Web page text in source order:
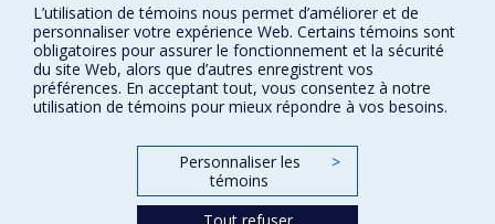
Prix et distinctions
L’utilisation de témoins nous permet d’améliorer et de
personnaliser votre expérience Web. Certains témoins sont
obligatoires pour assurer le fonctionnement et la sécurité
du site Web, alors que d’autres enregistrent vos
préférences. En acceptant tout, vous consentez à notre
utilisation de témoins pour mieux répondre à vos besoins.
Personnaliser les
témoins
>
Tout refuser